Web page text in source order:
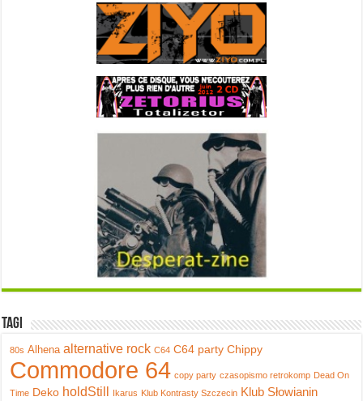
Tagi
80s Alhena alternative rock C64 C64 party Chippy
Commodore 64 copy party czasopismo retrokomp Dead On
Time Deko holdStill Ikarus Klub Kontrasty Szczecin Klub Słowianin